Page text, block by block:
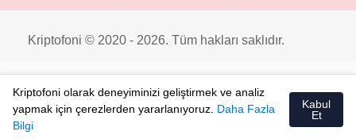
Kriptofoni © 2020 - 2026. Tüm hakları saklıdır.
Kriptofoni olarak deneyiminizi geliştirmek ve analiz
yapmak için çerezlerden yararlanıyoruz. Daha Fazla
Bilgi
Kabul
Et